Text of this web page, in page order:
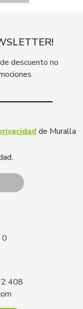
descuento no
de Muralla
0
408